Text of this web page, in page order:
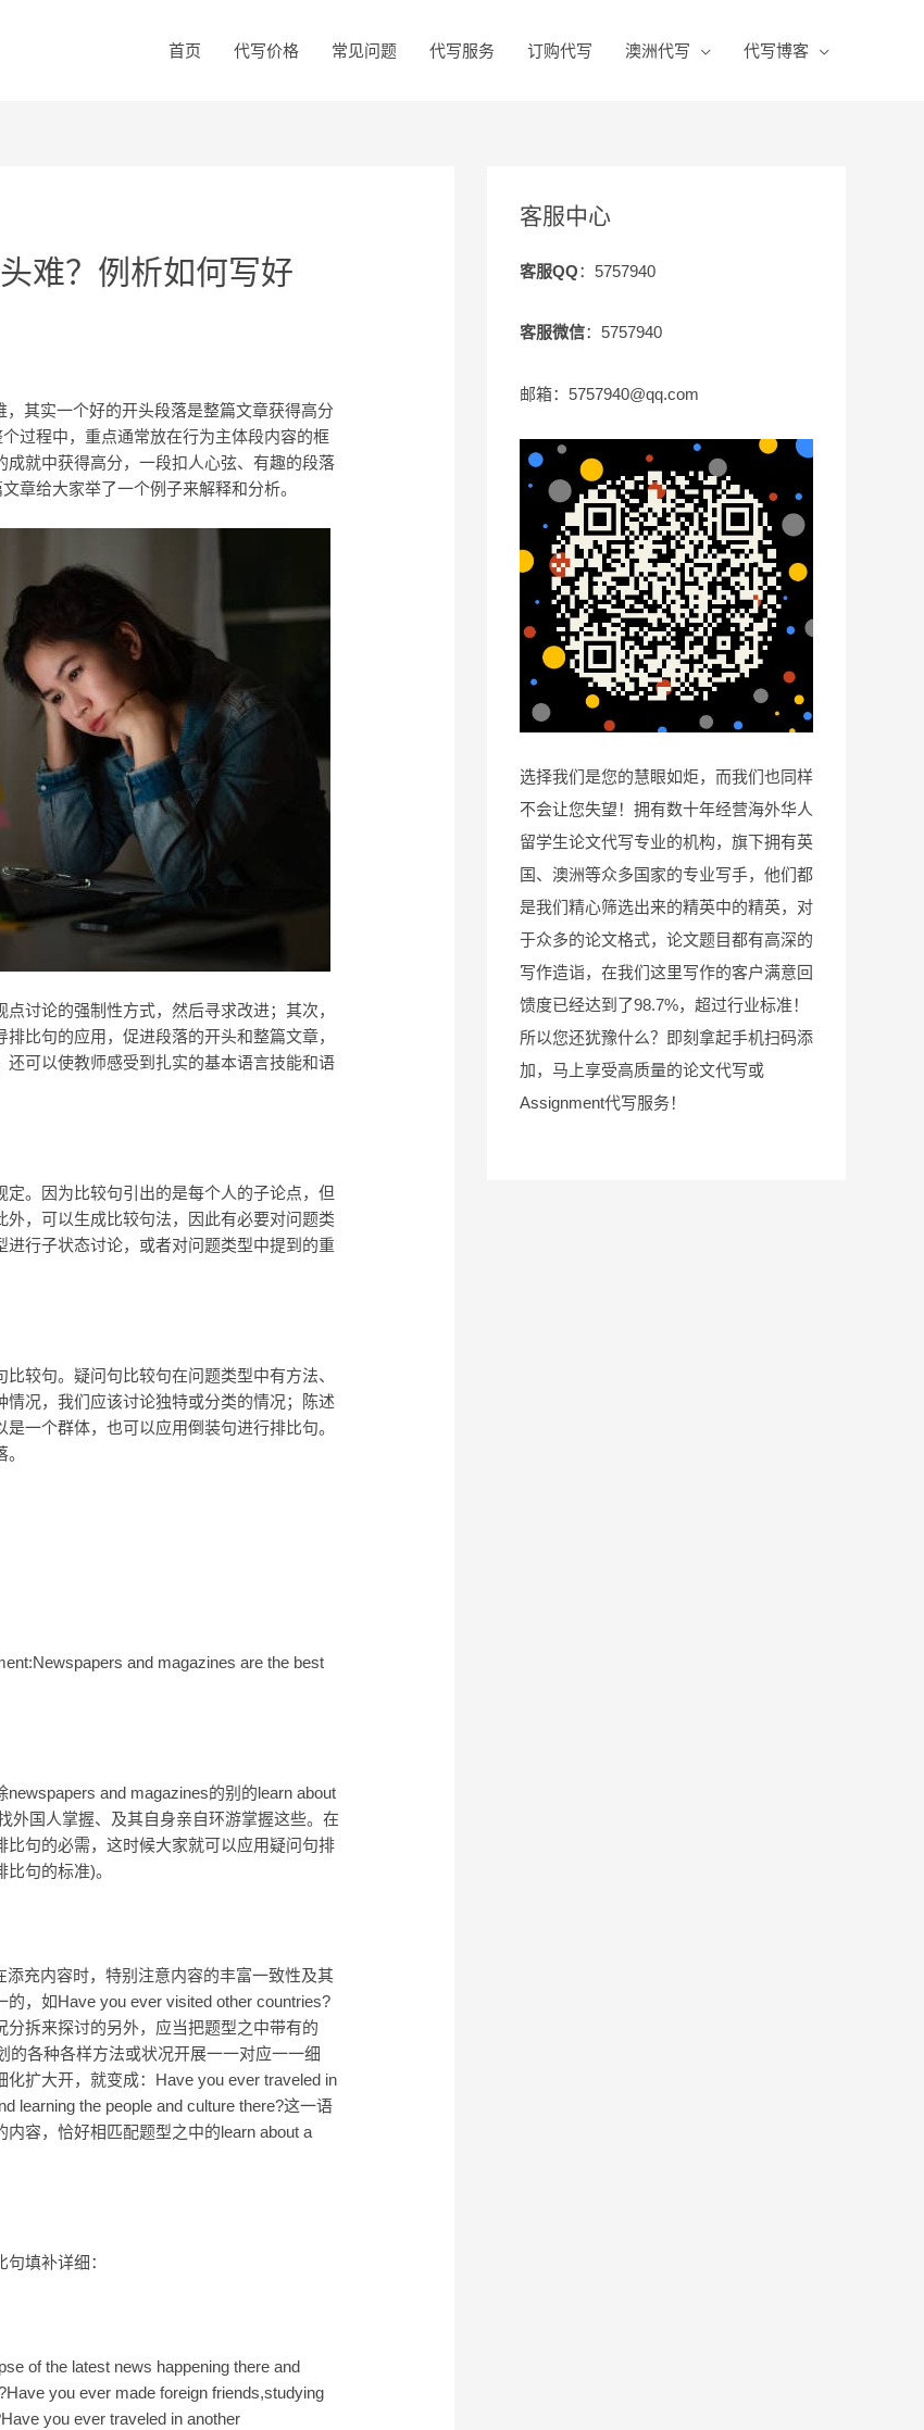
首页 代写价格 常见问题 代写服务 订购代写 澳洲代写 代写博客
难？例析如何写好
其实一个好的开头段落是整篇文章获得高分
过程中，重点通常放在行为主体段内容的框
就中获得高分，一段扣人心弦、有趣的段落
章给大家举了一个例子来解释和分析。
讨论的强制性方式，然后寻求改进；其次，
比句的应用，促进段落的开头和整篇文章，
可以使教师感受到扎实的基本语言技能和语
。因为比较句引出的是每个人的子论点，但
，可以生成比较句法，因此有必要对问题类
行子状态讨论，或者对问题类型中提到的重
较句。疑问句比较句在问题类型中有方法、
况，我们应该讨论独特或分类的情况；陈述
一个群体，也可以应用倒装句进行排比句。
and magazines are the best
and magazines的别的learn about
外国人掌握、及其自身亲自环游掌握这些。在
句的必需，这时候大家就可以应用疑问句排
句的标准)。
充内容时，特别注意内容的丰富一致性及其
，如Have you ever visited other countries?
拆来探讨的另外，应当把题型之中带有的
的各种各样方法或状况开展一一对应一一细
扩大开，就变成：Have you ever traveled in
learning the people and culture there?这一语
容，恰好相匹配题型之中的learn about a
填补详细：
of the latest news happening there and
you ever made foreign friends,studying
you ever traveled in another
客服中心
客服QQ：5757940
客服微信：5757940
邮箱：5757940@qq.com
选择我们是您的慧眼如炬，而我们也同样
不会让您失望！拥有数十年经营海外华人
留学生论文代写专业的机构，旗下拥有英
国、澳洲等众多国家的专业写手，他们都
是我们精心筛选出来的精英中的精英，对
于众多的论文格式，论文题目都有高深的
写作造诣，在我们这里写作的客户满意回
馈度已经达到了98.7%，超过行业标准！
所以您还犹豫什么？即刻拿起手机扫码添
加，马上享受高质量的论文代写或
Assignment代写服务！